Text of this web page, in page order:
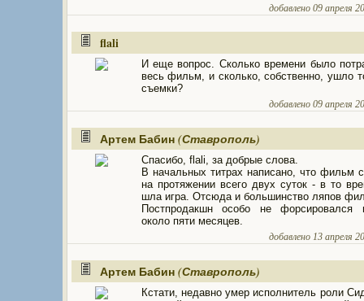
добавлено 09 апреля
flali
И еще вопрос. Сколько времени было
весь фильм, и сколько, собственно, ушло
съемки?
добавлено 09 апреля
Артем Бабин (Ставрополь)
Спасибо, flali, за добрые слова.
В начальных титрах написано, что фильм
на протяжении всего двух суток - в то
шла игра. Отсюда и большинство ляпов
Постпродакшн особо не форсировался
около пяти месяцев.
добавлено 13 апреля
Артем Бабин (Ставрополь)
Кстати, недавно умер исполнитель роли